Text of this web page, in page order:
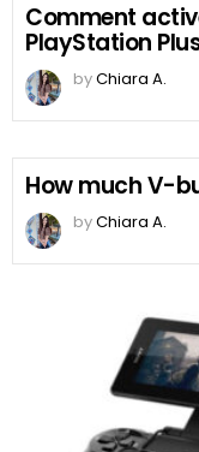
Comment
PlayStation
byChiara A.
How much V-
byChiara A.